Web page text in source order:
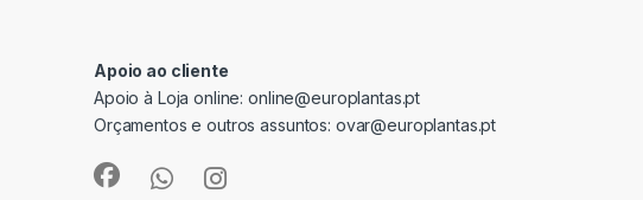
Apoio ao cliente
Apoio à Loja online:online@europlantas.pt
Orçamentos e outros assuntos: ovar@europlantas.pt